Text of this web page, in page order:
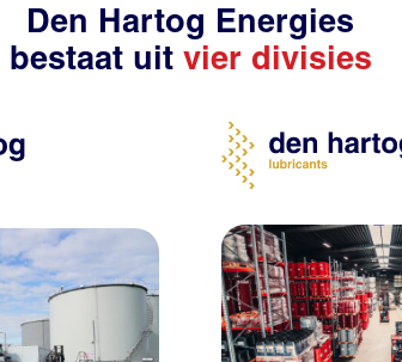
Den Hartog Energies
bestaat uit vier divisies